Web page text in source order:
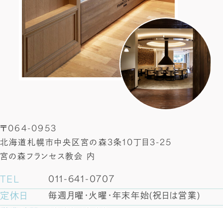
〒064-0953
北海道札幌市中央区宮の森3条10丁目3-25
宮の森フランセス教会 内
TEL 011-641-0707
定休日 毎週月曜・火曜・年末年始(祝日は営業)